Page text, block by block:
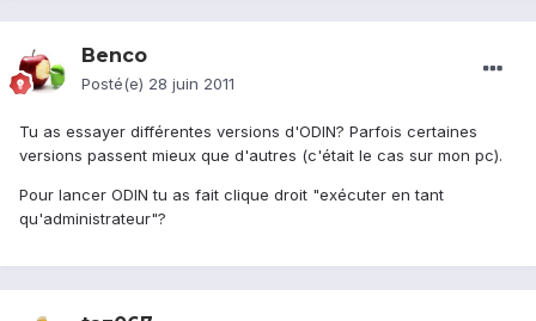
Benco
Posté(e) 28 juin 2011
Tu as essayer différentes versions d'ODIN? Parfois certaines
versions passent mieux que d'autres (c'était le cas sur mon pc).
Pour lancer ODIN tu as fait clique droit "exécuter en tant
qu'administrateur"?